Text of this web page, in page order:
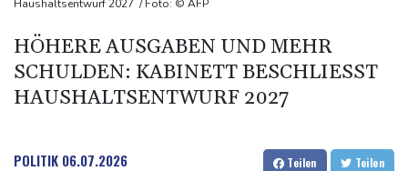
begrüßt es
gegen Drogengewalt an
Haushaltsentwurf 2027 / Foto: © AFP
HÖHERE AUSGABEN UND MEHR
SCHULDEN: KABINETT BESCHLIESST H
AUSHALTSENTWURF 2027
POLITIK 06.07.2026 Teilen Teilen